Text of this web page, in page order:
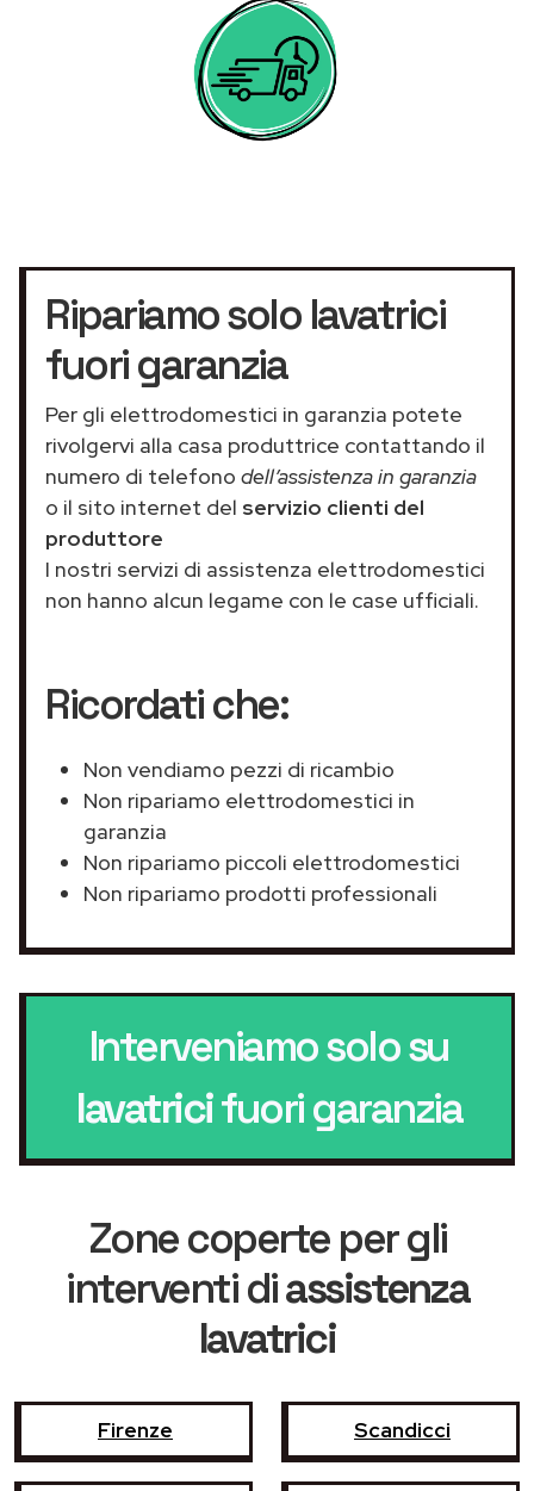
Ripariamo solo lavatrici
fuori garanzia
Per gli elettrodomestici in garanzia potete
rivolgervi alla casa produttrice contattando il
numero di telefono dell’assistenza in garanzia
o il sito internet del servizio clienti del
produttore
I nostri servizi di assistenza elettrodomestici
non hanno alcun legame con le case ufficiali.
Ricordati che:
Non vendiamo pezzi di ricambio
Non ripariamo elettrodomestici in
garanzia
Non ripariamo piccoli elettrodomestici
Non ripariamo prodotti professionali
Interveniamo solo su
lavatricifuori garanzia
Zone coperte per gli
interventi diassistenza
lavatrici
Firenze Scandicci